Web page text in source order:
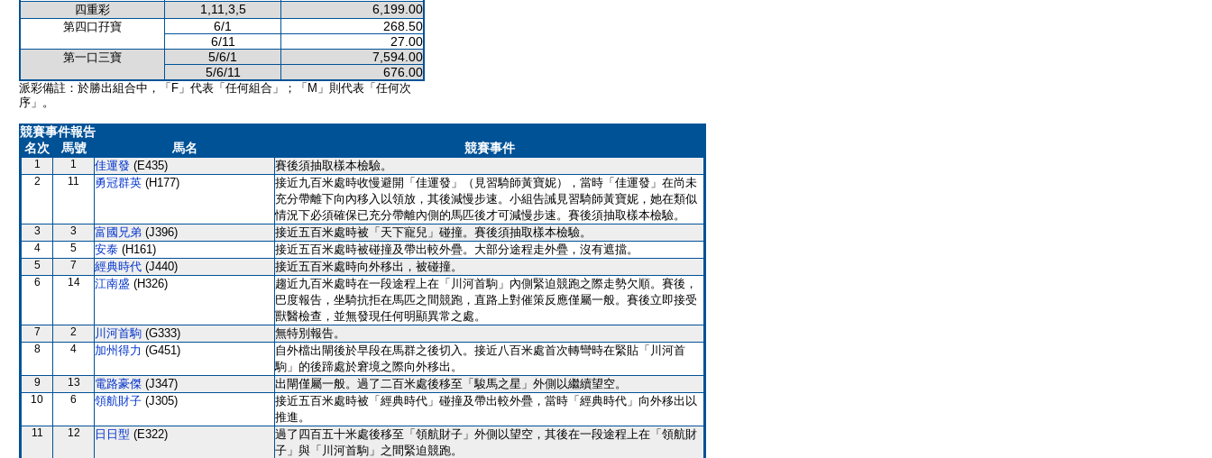
四重彩 1,11,3,5 6,199.00
第四口孖寶 6/1
268.50
6/11
27.00
第一口三寶 5/6/1
7,594.00
5/6/11
676.00
派彩備註：於勝出組合中，「F」代表「任何組合」；「M」則代表「任何次
序」。
競賽事件報告
名次
馬號 馬名 競賽事件
1 1 佳運發 (E435) 賽後須抽取樣本檢驗。
2 11 勇冠群英 (H177)
接近九百米處時收慢避開「佳運發」（見習騎師黃寶妮），當時「佳運發」在尚未
充分帶離下向內移入以領放，其後減慢步速。小組告誡見習騎師黃寶妮，她在類似
情況下必須確保已充分帶離內側的馬匹後才可減慢步速。賽後須抽取樣本檢驗。
3 3 富國兄弟 (J396) 接近五百米處時被「天下寵兒」碰撞。賽後須抽取樣本檢驗。
4 5 安泰 (H161) 接近五百米處時被碰撞及帶出較外疊。大部分途程走外疊，沒有遮擋。
5 7 經典時代 (J440) 接近五百米處時向外移出，被碰撞。
6 14 江南盛 (H326)
趨近九百米處時在一段途程上在「川河首駒」內側緊迫競跑之際走勢欠順。賽後，
巴度報告，坐騎抗拒在馬匹之間競跑，直路上對催策反應僅屬一般。賽後立即接受
獸醫檢查，並無發現任何明顯異常之處。
7 2 川河首駒 (G333) 無特別報告。
8 4 加州得力 (G451)
自外檔出閘後於早段在馬群之後切入。接近八百米處首次轉彎時在緊貼「川河首
駒」的後蹄處於窘境之際向外移出。
9 13 電路豪傑 (J347) 出閘僅屬一般。過了二百米處後移至「駿馬之星」外側以繼續望空。
10 6 領航財子 (J305)
接近五百米處時被「經典時代」碰撞及帶出較外疊，當時「經典時代」向外移出以
推進。
11 12 日日型 (E322)
過了四百五十米處後移至「領航財子」外側以望空，其後在一段途程上在「領航財
子」與「川河首駒」之間緊迫競跑。